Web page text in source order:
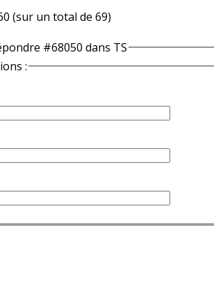
(sur un total de 69)
#68050 dans TS
: